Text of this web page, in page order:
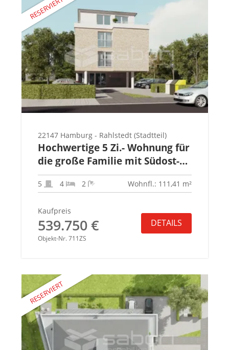
22147 Hamburg - Rahlstedt (Stadtteil)
Hochwertige 5 Zi.- Wohnung für
die große Familie mit Südost-
Balkon
5 4 2 Wohnfl.: 111,41 m²
Kaufpreis
539.750 €
Objekt-Nr. 711ZS
DETAILS